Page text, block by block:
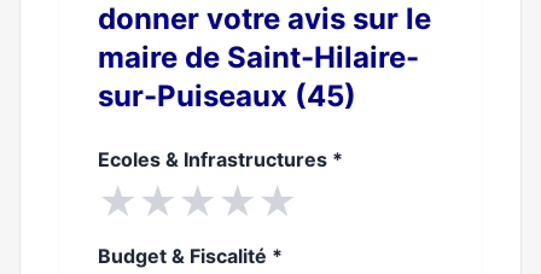
donner votre avis sur le
maire de Saint-Hilaire-
sur-Puiseaux (45)
Ecoles & Infrastructures *
★★★★★
Budget & Fiscalité *